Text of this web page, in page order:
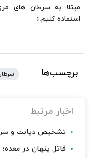
مبتلا به سرطان های
استفاده کنیم.»
برچسب‌ها
اخبار مرتبط
تشخیص دیابت و